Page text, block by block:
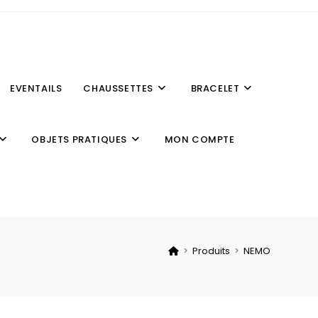
EVENTAILS CHAUSSETTES BRACELET
OBJETS PRATIQUES MON COMPTE
> Produits > NEMO